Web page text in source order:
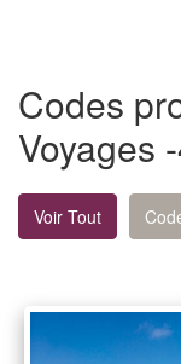
Codes
Voyages
Voir Tout